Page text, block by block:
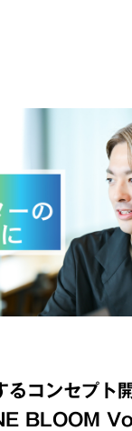
るコンセプト
BLOOM